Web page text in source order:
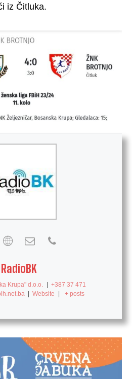
iz Čitluka.
RadioBK
Krupa" d.o.o.
+387 37 471
Website + posts